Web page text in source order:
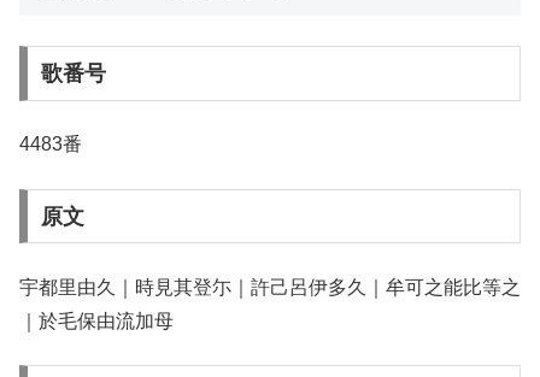
歌番号
4483番
原文
宇都里由久｜時見其登尓｜許己呂伊多久｜牟可之能比等之
｜於毛保由流加母